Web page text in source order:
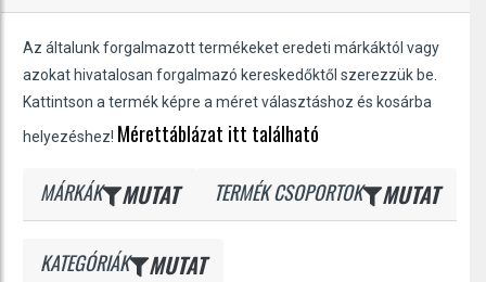
Az általunk forgalmazott termékeket eredeti márkáktól vagy
azokat hivatalosan forgalmazó kereskedőktől szerezzük be.
Kattintson a termék képre a méret választáshoz és kosárba
helyezéshez! Mérettáblázat itt található
MÁRKÁK MUTAT TERMÉK CSOPORTOK MUTAT
KATEGÓRIÁK MUTAT